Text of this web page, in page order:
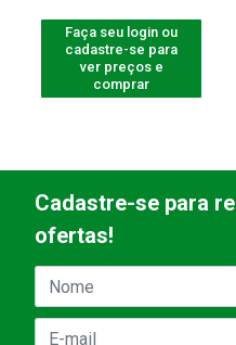
Faça seu login ou
cadastre-se para
ver preços e
comprar
Cadastre-se para
ofertas!